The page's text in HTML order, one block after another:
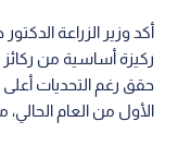
أكد وزير الزراعة
ركيزة أساسية من ركائز
الأول من العام الحالي،